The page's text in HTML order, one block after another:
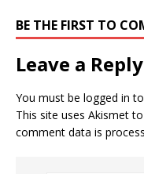
BE THE FIRST TO
Leave a Reply
You must be logged in
This site uses Akismet
comment data is